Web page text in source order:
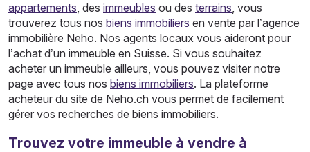
appartements, des immeubles ou des terrains, vous
trouverez tous nos biens immobiliers en vente par l’agence
immobilière Neho. Nos agents locaux vous aideront pour
l’achat d’un immeuble en Suisse. Si vous souhaitez
acheter un immeuble ailleurs, vous pouvez visiter notre
page avec tous nos biens immobiliers. La plateforme
acheteur du site de Neho.ch vous permet de facilement
gérer vos recherches de biens immobiliers.
Trouvez votre immeuble à vendre à